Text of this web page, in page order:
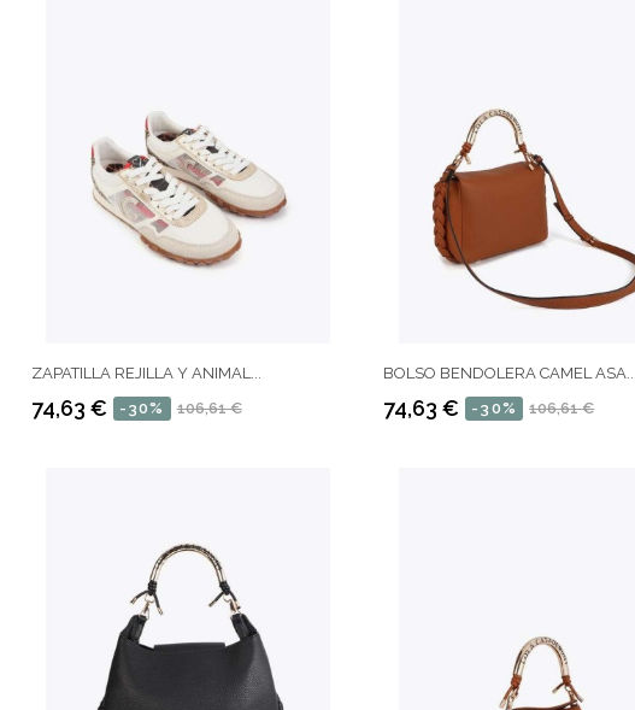
ZAPATILLA REJILLA Y ANIMAL...
Precio
106,61 €
-30%
Precio
74,63 €
BOLSO BENDOLERA CAMEL ASA...
Precio
106,61 €
-30%
Precio
74,63 €